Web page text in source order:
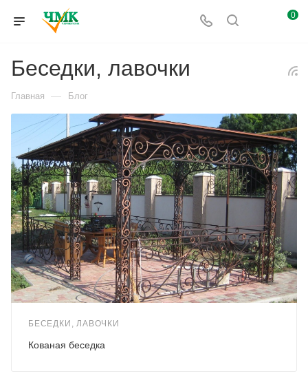
0
Беседки, лавочки
Главная — Блог
БЕСЕДКИ, ЛАВОЧКИ
Кованая беседка